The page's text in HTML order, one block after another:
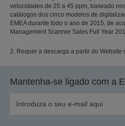
velocidades de 25 a 45 ppm, baseado
catálogos dos cinco modelos de
EMEA durante todo o ano de 2015, de
Management Scanner Sales Full Year
2. Requer a descarga a partir do Website
Mantenha-se ligado com a